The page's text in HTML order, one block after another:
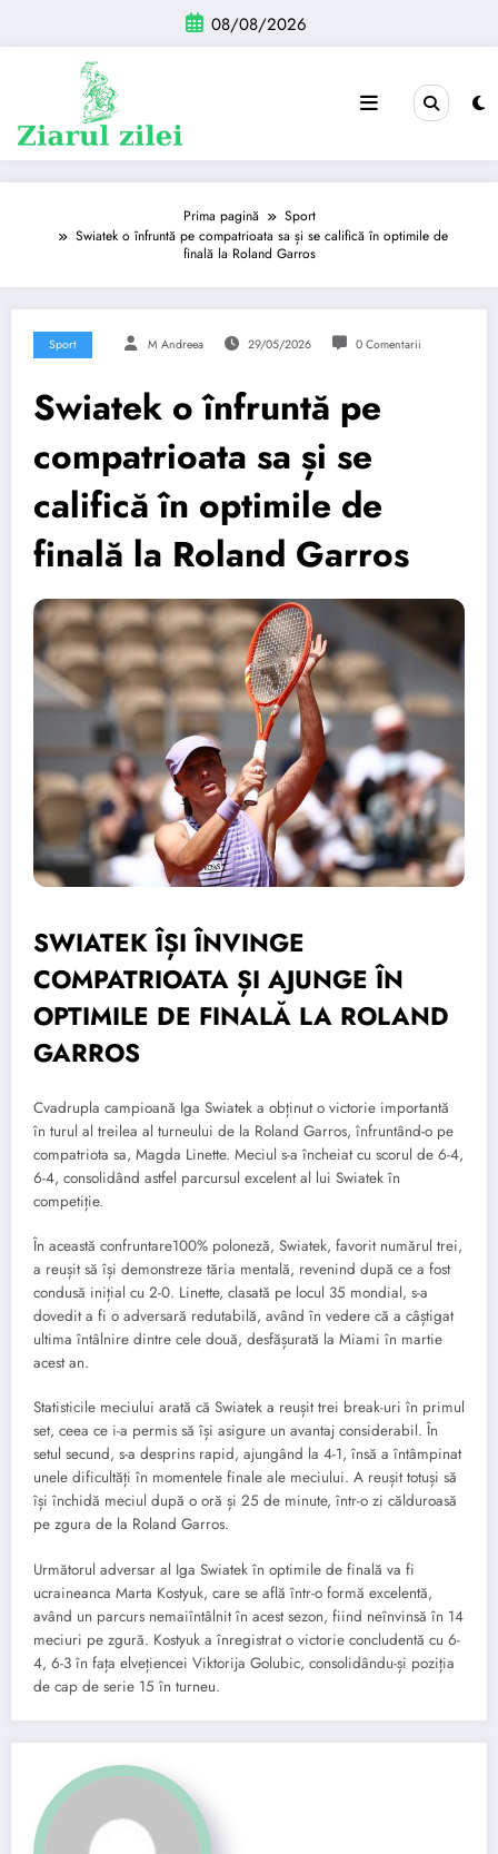
conținut
08/08/2026
Prima pagină
Sport
Swiatek o înfruntă pe compatrioata sa și se califică în optimile de
finală la Roland Garros
Sport M Andreea 29/05/2026 0 Comentarii
Swiatek o înfruntă pe
compatrioata sa și se
califică în optimile de
finală la Roland Garros
SWIATEK ÎȘI ÎNVINGE
COMPATRIOATA ȘI AJUNGE ÎN
OPTIMILE DE FINALĂ LA ROLAND
GARROS
Cvadrupla campioană Iga Swiatek a obținut o victorie importantă
în turul al treilea al turneului de la Roland Garros, înfruntând-o pe
compatriota sa, Magda Linette. Meciul s-a încheiat cu scorul de 6-4,
6-4, consolidând astfel parcursul excelent al lui Swiatek în
competiție.
În această confruntare100% poloneză, Swiatek, favorit numărul trei,
a reușit să își demonstreze tăria mentală, revenind după ce a fost
condusă inițial cu 2-0. Linette, clasată pe locul 35 mondial, s-a
dovedit a fi o adversară redutabilă, având în vedere că a câștigat
ultima întâlnire dintre cele două, desfășurată la Miami în martie
acest an.
Statisticile meciului arată că Swiatek a reușit trei break-uri în primul
set, ceea ce i-a permis să își asigure un avantaj considerabil. În
setul secund, s-a desprins rapid, ajungând la 4-1, însă a întâmpinat
unele dificultăți în momentele finale ale meciului. A reușit totuși să
își închidă meciul după o oră și 25 de minute, într-o zi călduroasă
pe zgura de la Roland Garros.
Următorul adversar al Iga Swiatek în optimile de finală va fi
ucraineanca Marta Kostyuk, care se află într-o formă excelentă,
având un parcurs nemaiîntâlnit în acest sezon, fiind neînvinsă în 14
meciuri pe zgură. Kostyuk a înregistrat o victorie concludentă cu 6-
4, 6-3 în fața elvețiencei Viktorija Golubic, consolidându-și poziția
de cap de serie 15 în turneu.